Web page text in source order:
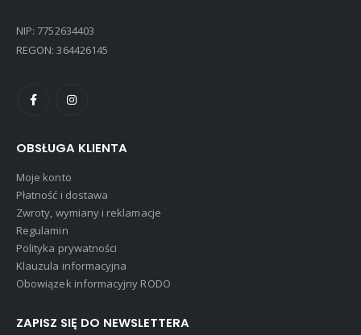
NIP: 7752634403
REGON: 364426145
OBSŁUGA KLIENTA
Moje konto
Płatność i dostawa
Zwroty, wymiany i reklamacje
Regulamin
Polityka prywatności
Klauzula informacyjna
Obowiązek informacyjny RODO
ZAPISZ SIĘ DO NEWSLETTERA